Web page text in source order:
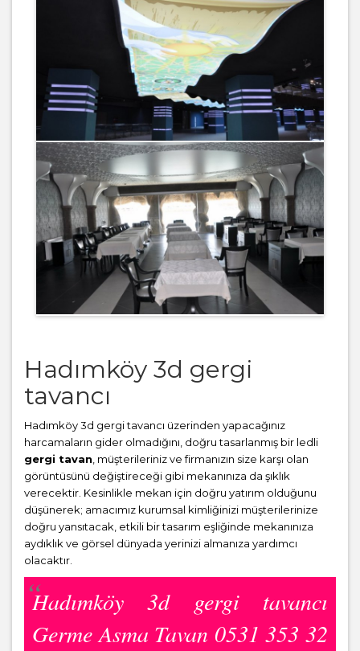
Hadımköy 3d gergi
tavancı
Hadımköy 3d gergi tavancı üzerinden yapacağınız
harcamaların gider olmadığını, doğru tasarlanmış bir ledli
gergi tavan , müşterileriniz ve firmanızın size karşı olan
görüntüsünü değiştireceği gibi mekanınıza da şıklık
verecektir. Kesinlikle mekan için doğru yatırım olduğunu
düşünerek; amacımız kurumsal kimliğinizi müşterilerinize
doğru yansıtacak, etkili bir tasarım eşliğinde mekanınıza
aydıklık ve görsel dünyada yerinizi almanıza yardımcı
olacaktır.
Hadımköy 3d gergi tavancı
Germe Asma Tavan 0531 353 32